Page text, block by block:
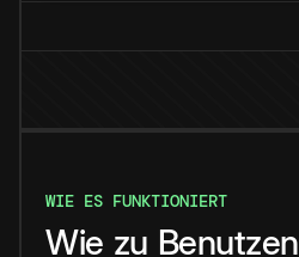
WIE ES FUNKTIONIERT
Wie zu Benutzen